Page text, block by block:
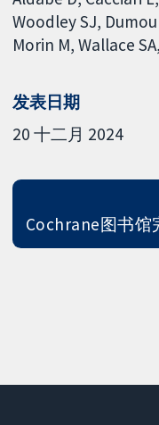
Woodley SJ
Morin M Wallace SA
发表日期
20 十二月 2024
Cochrane图书馆